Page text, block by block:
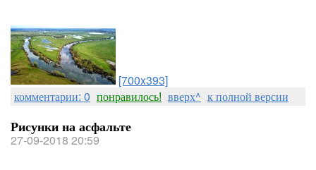
[700x393]
комментарии: 0 понравилось! вверх^ к полной версии
Рисунки на асфальте
27-09-2018 20:59